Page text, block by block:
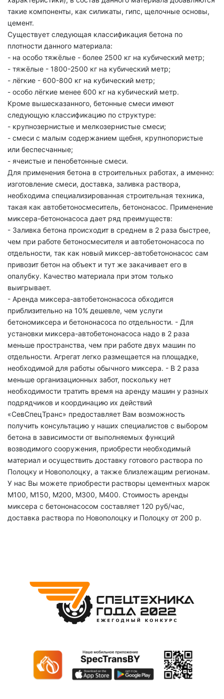
такие компоненты, как силикаты, гипс, щелочные основы,
цемент.
Существует следующая классификация бетона по
плотности данного материала:
- на особо тяжёлые - более 2500 кг на кубический метр;
- тяжёлые - 1800-2500 кг на кубический метр;
- лёгкие - 600-800 кг на кубический метр;
- особо лёгкие менее 600 кг на кубический метр.
Кроме вышесказанного, бетонные смеси имеют
следующую классификацию по структуре:
- крупнозернистые и мелкозернистые смеси;
- смеси с малым содержанием щебня, крупнопористые
или беспесчанные;
- ячеистые и пенобетонные смеси.
Для применения бетона в строительных работах, а именно:
изготовление смеси, доставка, заливка раствора,
необходима специализированная строительная техника,
такая как автобетоносмеситель, бетононасос. Применение
миксера-бетононасоса дает ряд преимуществ:
- Заливка бетона происходит в среднем в 2 раза быстрее,
чем при работе бетоносмесителя и автобетононасоса по
отдельности, так как новый миксер-автобетононасос сам
привозит бетон на объект и тут же закачивает его в
опалубку. Качество материала при этом только
выигрывает.
- Аренда миксера-автобетононасоса обходится
приблизительно на 10% дешевле, чем услуги
бетономиксера и бетононасоса по отдельности. - Для
установки миксера-автобетононасоса надо в 2 раза
меньше пространства, чем при работе двух машин по
отдельности. Агрегат легко размещается на площадке,
необходимой для работы обычного миксера. - В 2 раза
меньше организационных забот, поскольку нет
необходимости тратить время на аренду машин у разных
подрядчиков и координацию их действий
«СевСпецТранс» предоставляет Вам возможность
получить консультацию у наших специалистов с выбором
бетона в зависимости от выполняемых функций
возводимого сооружения, приобрести необходимый
материал и осуществить доставку готового раствора по
Полоцку и Новополоцку, а также близлежащим регионам.
У нас Вы можете приобрести растворы цементных марок
М100, М150, М200, М300, М400. Стоимость аренды
миксера с бетононасосом составляет 120 руб/час,
доставка раствора по Новополоцку и Полоцку от 200 р.